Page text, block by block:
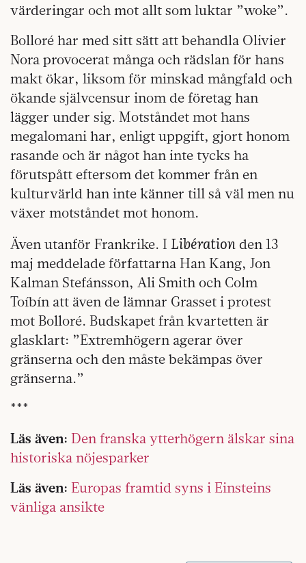
värderingar och mot allt som luktar ”woke”.
Bolloré har med sitt sätt att behandla Olivier
Nora provocerat många och rädslan för hans
makt ökar, liksom för minskad mångfald och
ökande självcensur inom de företag han
lägger under sig. Motståndet mot hans
megalomani har, enligt uppgift, gjort honom
rasande och är något han inte tycks ha
förutspått eftersom det kommer från en
kulturvärld han inte känner till så väl men nu
växer motståndet mot honom.
Även utanför Frankrike. I Libération den 13
maj meddelade författarna Han Kang, Jon
Kalman Stefánsson, Ali Smith och Colm
Toíbín att även de lämnar Grasset i protest
mot Bolloré. Budskapet från kvartetten är
glasklart: ”Extremhögern agerar över
gränserna och den måste bekämpas över
gränserna.”
***
Läs även: Den franska ytterhögern älskar sina
historiska nöjesparker
Läs även: Europas framtid syns i Einsteins
vänliga ansikte